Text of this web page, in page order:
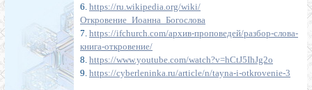
6. https://ru.wikipedia.org/wiki/
Откровение_Иоанна_Богослова
7. https://ifchurch.com/архив-проповедей/разбор-слова-
книга-откровение/
8. https://www.youtube.com/watch?v=hCtJ5IhJg2o
9. https://cyberleninka.ru/article/n/tayna-i-otkrovenie-3